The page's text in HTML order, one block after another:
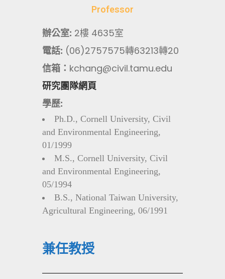
Professor
辦公室: 2樓 4635室
電話: (06)2757575轉63213轉20
信箱： kchang@civil.tamu.edu
研究團隊網頁
學歷:
Ph.D., Cornell University, Civil
and Environmental Engineering,
01/1999
M.S., Cornell University, Civil
and Environmental Engineering,
05/1994
B.S., National Taiwan University,
Agricultural Engineering, 06/1991
兼任教授